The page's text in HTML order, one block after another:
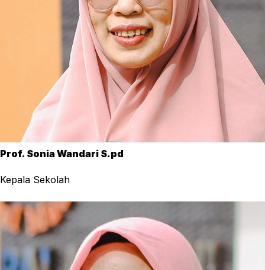
Prof. Sonia Wandari S.pd
Kepala Sekolah